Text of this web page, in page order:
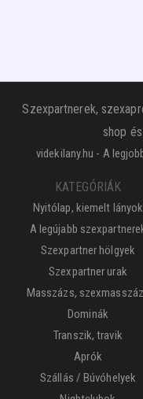
Szexpartnerek,
shop
videkilany.hu - A
KATEGÓRIÁK
Nyitólap, kiemelt lányok
A legújabb
Szexpartner hölgyek
Szexpartner urak
Masszázs,
Dominák
Transzik, travik
Aprók
Szállás / Búvóhelyek